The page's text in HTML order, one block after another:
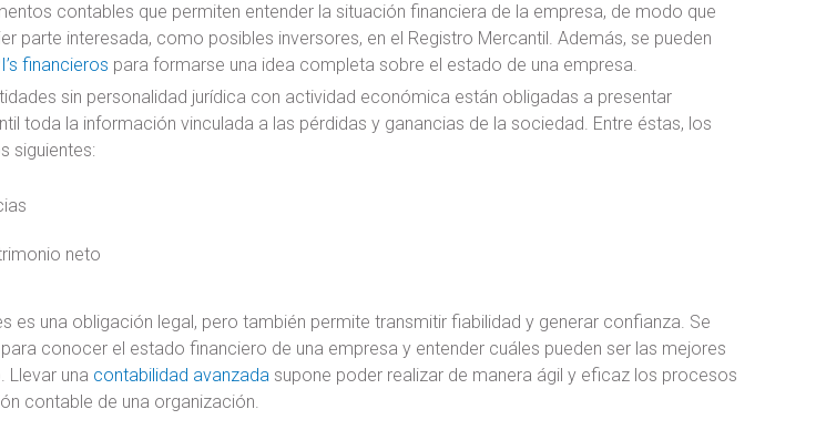
contables que permiten entender la situación financiera de la empresa, de modo que
parte interesada, como posibles inversores, en el Registro Mercantil. Además, se pueden
financieros para formarse una idea completa sobre el estado de una empresa.
sin personalidad jurídica con actividad económica están obligadas a presentar
toda la información vinculada a las pérdidas y ganancias de la sociedad. Entre éstas, los
siguientes:
neto
es una obligación legal, pero también permite transmitir fiabilidad y generar confianza. Se
conocer el estado financiero de una empresa y entender cuáles pueden ser las mejores
Llevar una contabilidad avanzadasupone poder realizar de manera ágil y eficaz los procesos
contable de una organización.